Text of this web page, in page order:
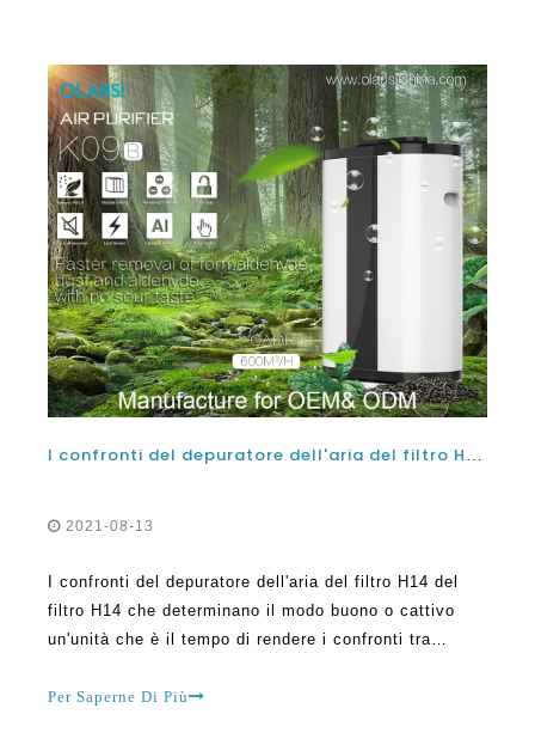
2021-08-13
I confronti del depuratore dell'aria del filtro H14 del
filtro H14 che determinano il modo buono o cattivo
un'unità che è il tempo di rendere i confronti tra
una grande differenza nelle funzionalità e nelle
Per Saperne Di Più